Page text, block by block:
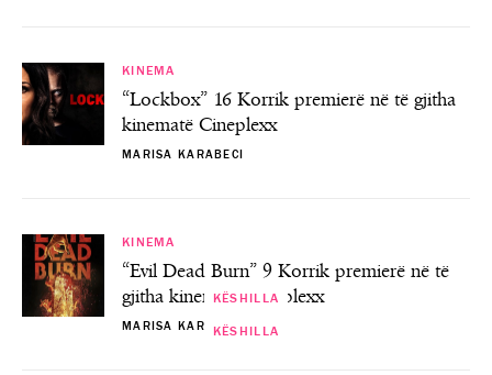
KINEMA
“Lockbox” 16 Korrik premierë në të gjitha
kinematë Cineplexx
MARISA KARABECI
KINEMA
“Evil Dead Burn” 9 Korrik premierë në të
gjitha kinematë Cineplexx
MARISA KARABECIKËSHILLA
KËSHILLA
KËSHILLA
KËSHILLA